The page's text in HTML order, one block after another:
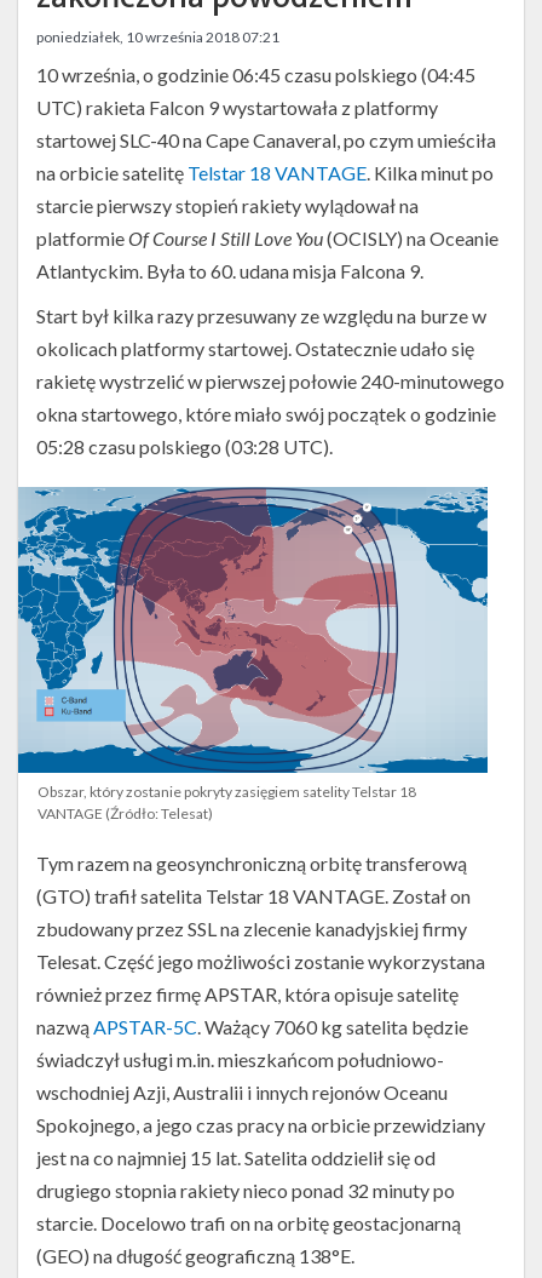
Kalendarze
poniedziałek, 10 września 2018 07:21
10 września, o godzinie 06:45 czasu polskiego (04:45
UTC) rakieta Falcon 9 wystartowała z platformy
startowej SLC-40 na Cape Canaveral, po czym umieściła
na orbicie satelitę Telstar 18 VANTAGE . Kilka minut po
starcie pierwszy stopień rakiety wylądował na
platformieOf Course I Still Love You(OCISLY) na Oceanie
Atlantyckim. Była to 60. udana misja Falcona 9.
Start był kilka razy przesuwany ze względu na burze w
okolicach platformy startowej. Ostatecznie udało się
rakietę wystrzelić w pierwszej połowie 240-minutowego
okna startowego, które miało swój początek o godzinie
05:28 czasu polskiego (03:28 UTC).
Obszar, który zostanie pokryty zasięgiem satelity Telstar 18
VANTAGE (Źródło: Telesat)
Tym razem na geosynchroniczną orbitę transferową
(GTO) trafił satelita Telstar 18 VANTAGE. Został on
zbudowany przez SSL na zlecenie kanadyjskiej firmy
Telesat. Część jego możliwości zostanie wykorzystana
również przez firmę APSTAR, która opisuje satelitę
nazwąAPSTAR-5C. Ważący 7060 kg satelita będzie
świadczył usługi m.in. mieszkańcom południowo-
wschodniej Azji, Australii i innych rejonów Oceanu
Spokojnego, a jego czas pracy na orbicie przewidziany
jest na co najmniej 15 lat. Satelita oddzielił się od
drugiego stopnia rakiety nieco ponad 32 minuty po
starcie. Docelowo trafi on na orbitę geostacjonarną
(GEO) na długość geograficzną 138°E.